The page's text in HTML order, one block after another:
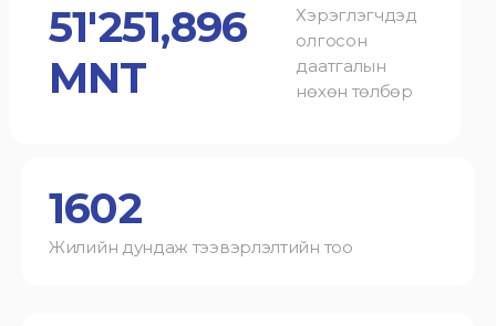
51'251,896
MNT
Хэрэглэгчдэд
олгосон
даатгалын
нөхөн төлбөр
1602
Жилийн дундаж тээвэрлэлтийн тоо